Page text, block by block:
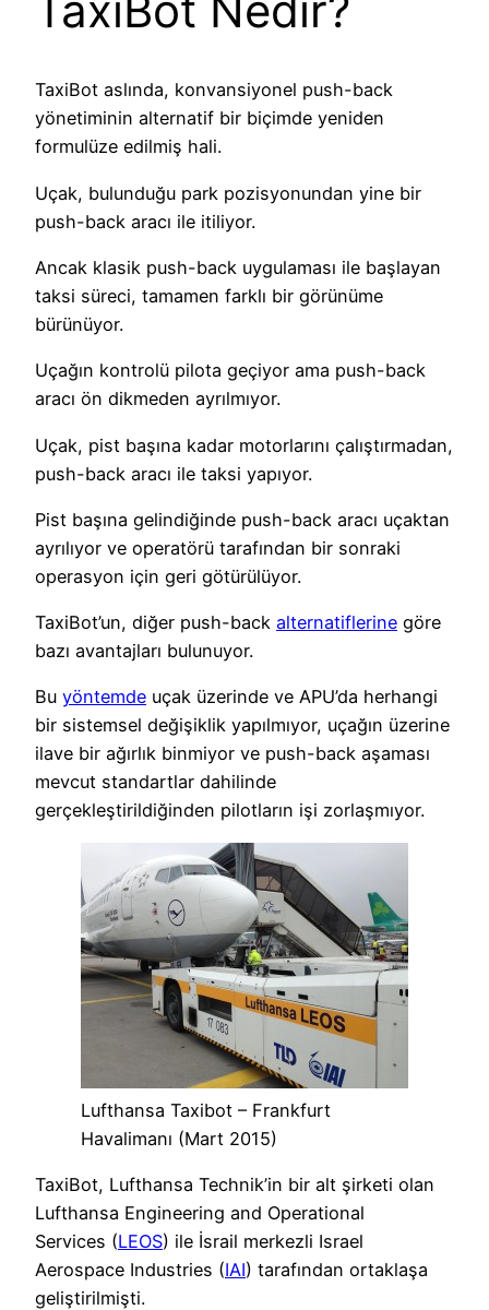
TaxiBot aslında, konvansiyonel push-back
yönetiminin alternatif bir biçimde yeniden
formulüze edilmiş hali.
Uçak, bulunduğu park pozisyonundan yine bir
push-back aracı ile itiliyor.
Ancak klasik push-back uygulaması ile başlayan
taksi süreci, tamamen farklı bir görünüme
bürünüyor.
Uçağın kontrolü pilota geçiyor ama push-back
aracı ön dikmeden ayrılmıyor.
Uçak, pist başına kadar motorlarını çalıştırmadan,
push-back aracı ile taksi yapıyor.
Pist başına gelindiğinde push-back aracı uçaktan
ayrılıyor ve operatörü tarafından bir sonraki
operasyon için geri götürülüyor.
TaxiBot’un, diğer push-back alternatiflerine göre
bazı avantajları bulunuyor.
Bu yöntemde uçak üzerinde ve APU’da herhangi
bir sistemsel değişiklik yapılmıyor, uçağın üzerine
ilave bir ağırlık binmiyor ve push-back aşaması
mevcut standartlar dahilinde
gerçekleştirildiğinden pilotların işi zorlaşmıyor.
Lufthansa Taxibot – Frankfurt
Havalimanı (Mart 2015)
TaxiBot, Lufthansa Technik’in bir alt şirketi olan
Lufthansa Engineering and Operational
Services (LEOS) ile İsrail merkezli Israel
Aerospace Industries (IAI) tarafından ortaklaşa
geliştirilmişti.